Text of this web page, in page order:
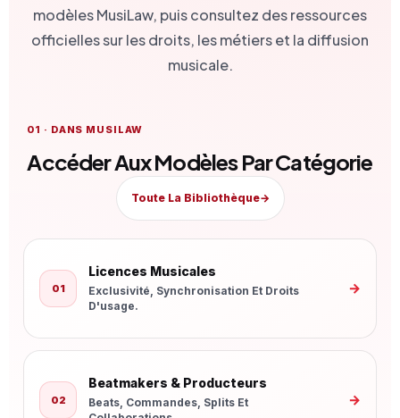
modèles MusiLaw, puis consultez des ressources
officielles sur les droits, les métiers et la diffusion
musicale.
01 · DANS MUSILAW
Accéder Aux Modèles Par Catégorie
Toute La Bibliothèque→
01
Licences Musicales
Exclusivité, Synchronisation Et Droits
D'usage.
→
02
Beatmakers & Producteurs
Beats, Commandes, Splits Et
→